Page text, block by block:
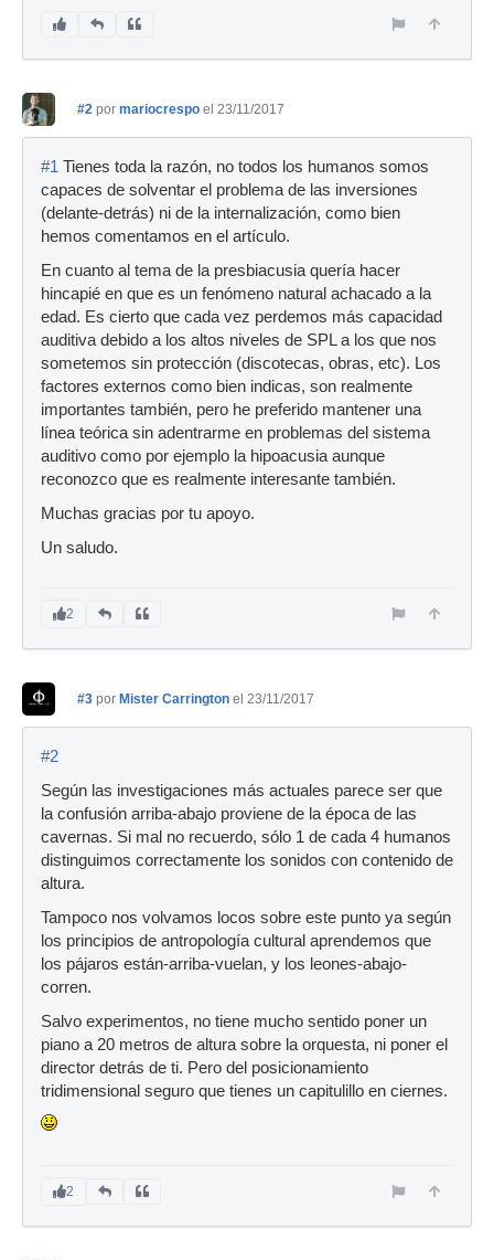
#2 por mariocrespo el 23/11/2017
#1 Tienes toda la razón, no todos los humanos somos
capaces de solventar el problema de las inversiones
(delante-detrás) ni de la internalización, como bien
hemos comentamos en el artículo.
En cuanto al tema de la presbiacusia quería hacer
hincapié en que es un fenómeno natural achacado a la
edad. Es cierto que cada vez perdemos más capacidad
auditiva debido a los altos niveles de SPL a los que nos
sometemos sin protección (discotecas, obras, etc). Los
factores externos como bien indicas, son realmente
importantes también, pero he preferido mantener una
línea teórica sin adentrarme en problemas del sistema
auditivo como por ejemplo la hipoacusia aunque
reconozco que es realmente interesante también.
Muchas gracias por tu apoyo.
Un saludo.
2
#3 por Mister Carrington el 23/11/2017
#2
Según las investigaciones más actuales parece ser que
la confusión arriba-abajo proviene de la época de las
cavernas. Si mal no recuerdo, sólo 1 de cada 4 humanos
distinguimos correctamente los sonidos con contenido de
altura.
Tampoco nos volvamos locos sobre este punto ya según
los principios de antropología cultural aprendemos que
los pájaros están-arriba-vuelan, y los leones-abajo-
corren.
Salvo experimentos, no tiene mucho sentido poner un
piano a 20 metros de altura sobre la orquesta, ni poner el
director detrás de ti. Pero del posicionamiento
tridimensional seguro que tienes un capitulillo en ciernes.
2